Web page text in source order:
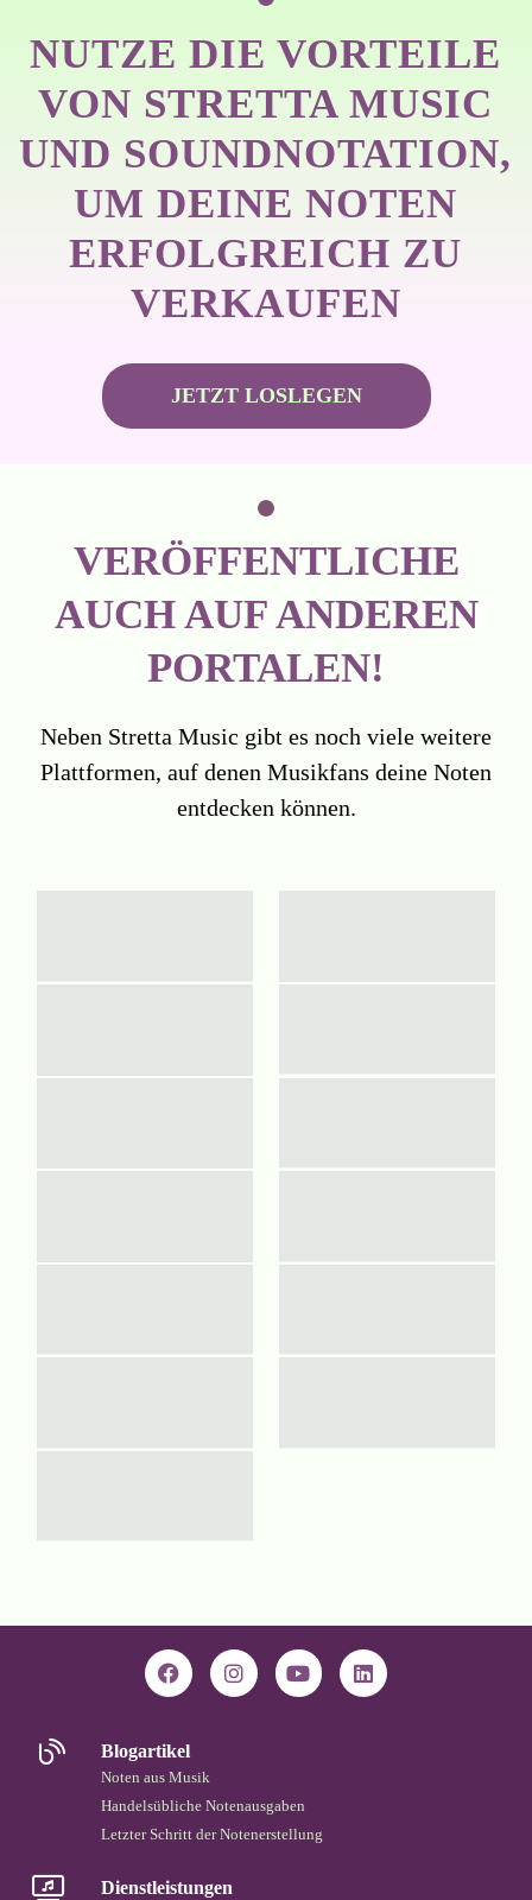
NUTZE DIE VORTEILE
VON STRETTA MUSIC
UND SOUNDNOTATION,
UM DEINE NOTEN
ERFOLGREICH ZU
VERKAUFEN
JETZT LOSLEGEN
VERÖFFENTLICHE
AUCH AUF ANDEREN
PORTALEN!
Neben Stretta Music gibt es noch viele weitere
Plattformen, auf denen Musikfans deine Noten
entdecken können.
Blogartikel
Noten aus Musik
Handelsübliche Notenausgaben
Letzter Schritt der Notenerstellung
Dienstleistungen